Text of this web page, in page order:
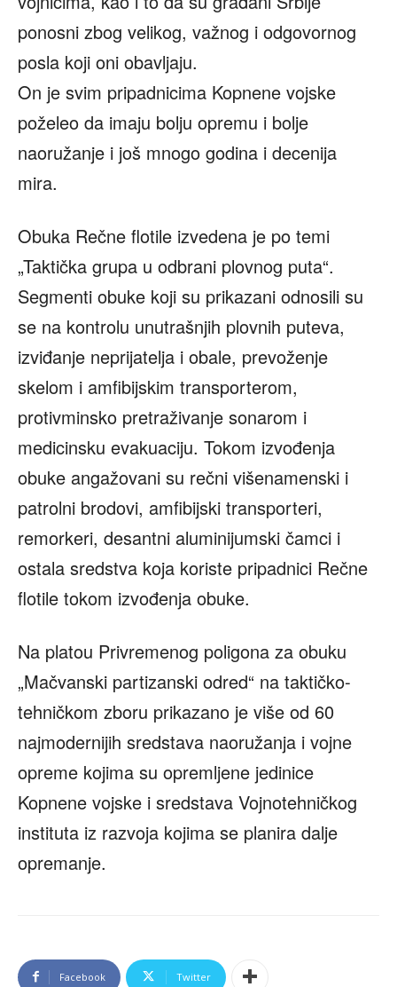
ponosni zbog velikog, važnog i odgovornog
posla koji oni obavljaju.
On je svim pripadnicima Kopnene vojske
poželeo da imaju bolju opremu i bolje
naoružanje i još mnogo godina i decenija
mira.
Obuka Rečne flotile izvedena je po temi
„Taktička grupa u odbrani plovnog puta“.
Segmenti obuke koji su prikazani odnosili su
se na kontrolu unutrašnjih plovnih puteva,
izviđanje neprijatelja i obale, prevoženje
skelom i amfibijskim transporterom,
protivminsko pretraživanje sonarom i
medicinsku evakuaciju. Tokom izvođenja
obuke angažovani su rečni višenamenski i
patrolni brodovi, amfibijski transporteri,
remorkeri, desantni aluminijumski čamci i
ostala sredstva koja koriste pripadnici Rečne
flotile tokom izvođenja obuke.
Na platou Privremenog poligona za obuku
„Mačvanski partizanski odred“ na taktičko-
tehničkom zboru prikazano je više od 60
najmodernijih sredstava naoružanja i vojne
opreme kojima su opremljene jedinice
Kopnene vojske i sredstava Vojnotehničkog
instituta iz razvoja kojima se planira dalje
opremanje.
Facebook Twitter